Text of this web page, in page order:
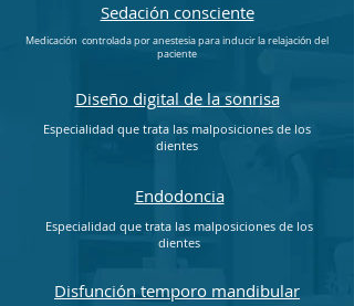
Sedación consciente
Medicación controlada por anestesia para inducir la relajación del
paciente
Diseño digital de la sonrisa
Especialidad que trata las malposiciones de los
dientes
Endodoncia
Especialidad que trata las malposiciones de los
dientes
Disfunción temporo mandibular